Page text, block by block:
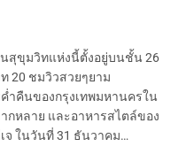
สุขุมวิทแห่งนี้ตั้งอยู่บนชั้น 26
20 ชมวิวสวยๆยาม
ำคืนของกรุงเทพมหานครใน
กหลาย และอาหารสไตล์ของ
จ ในวันที่ 31 ธันวาคม…